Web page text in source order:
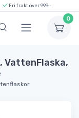
Fri frakt över 999:-
0
VattenFlaska,